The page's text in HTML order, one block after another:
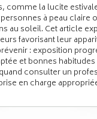
comme la lucite
à peau claire
au soleil. Cet article
favorisant leur
: exposition
et bonnes
consulter un
en charge